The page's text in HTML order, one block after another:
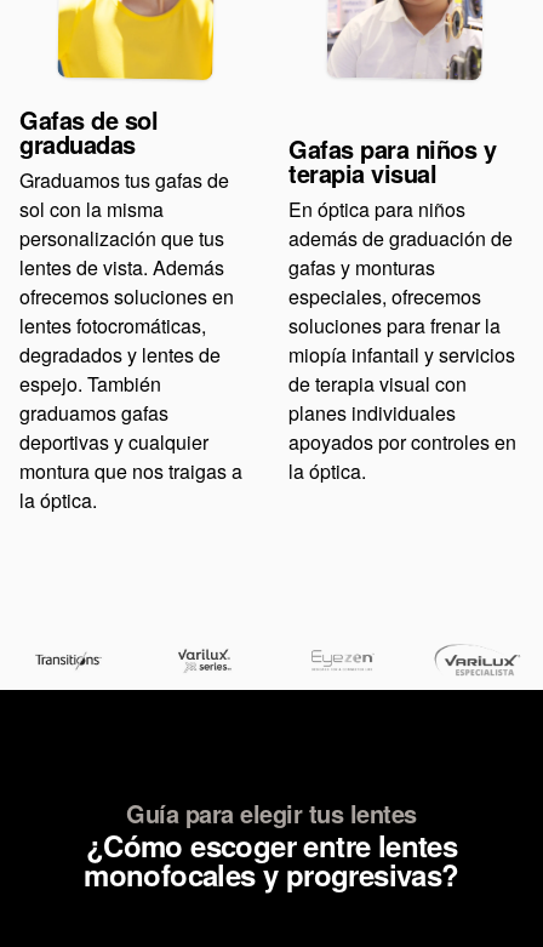
Gafas de sol
graduadas
Graduamos tus gafas de
sol con la misma
personalización que tus
lentes de vista. Además
ofrecemos soluciones en
lentes fotocromáticas,
degradados y lentes de
espejo. También
graduamos gafas
deportivas y cualquier
montura que nos traigas a
la óptica.
Gafas para niños y
terapia visual
En óptica para niños
además de graduación de
gafas y monturas
especiales, ofrecemos
soluciones para frenar la
miopía infantail y servicios
de terapia visual con
planes individuales
apoyados por controles en
la óptica.
Guía para elegir tus lentes
¿Cómo escoger entre lentes
monofocales y progresivas?